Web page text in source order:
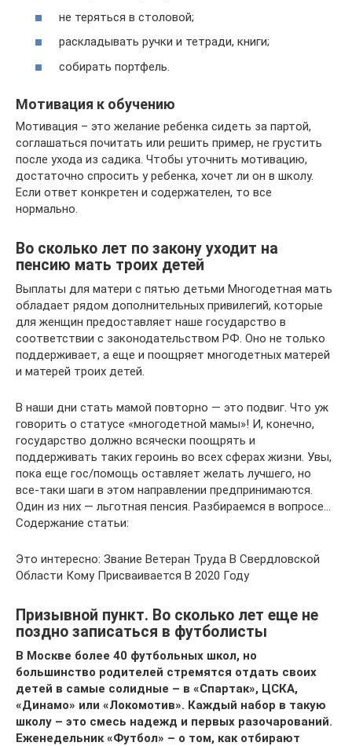
не теряться в столовой;
раскладывать ручки и тетради, книги;
собирать портфель.
Мотивация к обучению
Мотивация – это желание ребенка сидеть за партой,
соглашаться почитать или решить пример, не грустить
после ухода из садика. Чтобы уточнить мотивацию,
достаточно спросить у ребенка, хочет ли он в школу.
Если ответ конкретен и содержателен, то все
нормально.
Во сколько лет по закону уходит на
пенсию мать троих детей
Выплаты для матери с пятью детьми Многодетная мать
обладает рядом дополнительных привилегий, которые
для женщин предоставляет наше государство в
соответствии с законодательством РФ. Оно не только
поддерживает, а еще и поощряет многодетных матерей
и матерей троих детей.
В наши дни стать мамой повторно — это подвиг. Что уж
говорить о статусе «многодетной мамы»! И, конечно,
государство должно всячески поощрять и
поддерживать таких героинь во всех сферах жизни. Увы,
пока еще гос/помощь оставляет желать лучшего, но
все-таки шаги в этом направлении предпринимаются.
Один из них — льготная пенсия. Разбираемся в вопросе…
Содержание статьи:
Это интересно: Звание Ветеран Труда В Свердловской
Области Кому Присваивается В 2020 Году
Призывной пункт. Во сколько лет еще не
поздно записаться в футболисты
В Москве более 40 футбольных школ, но
большинство родителей стремятся отдать своих
детей в самые солидные – в «Спартак», ЦСКА,
«Динамо» или «Локомотив». Каждый набор в такую
школу – это смесь надежд и первых разочарований.
Еженедельник «Футбол» – о том, как отбирают